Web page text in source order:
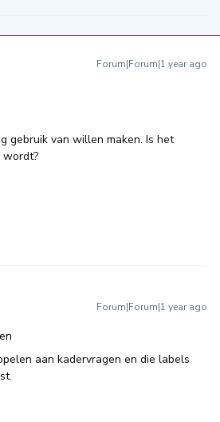
Forum|Forum|1 year ago
gebruik van willen maken. Is het
wordt?
Forum|Forum|1 year ago
aan kadervragen en die labels